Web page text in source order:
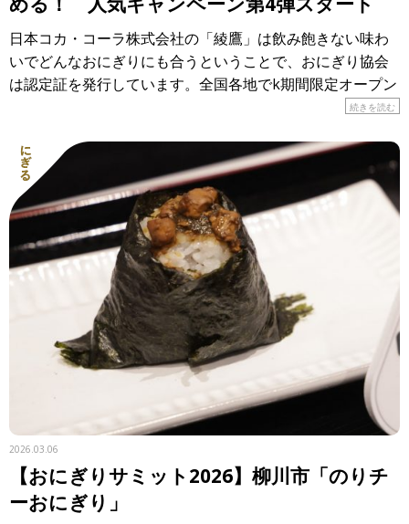
日本コカ・コーラ株式会社の「綾鷹」は飲み飽きない味わ
いでどんなおにぎりにも合うということで、おにぎり協会
は認定証を発行しています。全国各地でk期間限定オープン
しているのが「おにぎり食堂 綾鷹屋」。各地のおにぎり専
続きを読む
2026.03.06
【おにぎりサミット2026】柳川市「のりチ
ーおにぎり」